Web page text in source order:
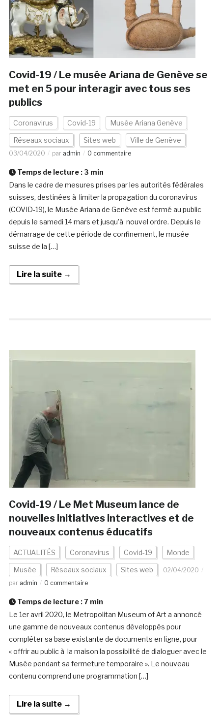
Covid-19 / Le musée Ariana de Genève se
met en 5 pour interagir avec tous ses
publics
Coronavirus Covid-19 Musée Ariana Genève
Réseaux sociaux Sites web Ville de Genève
03/04/2020 par admin 0 commentaire
Temps de lecture : 3 min
Dans le cadre de mesures prises par les autorités fédérales
suisses, destinées à limiter la propagation du coronavirus
(COVID-19), le Musée Ariana de Genève est fermé au public
depuis le samedi 14 mars et jusqu’à nouvel ordre. Depuis le
démarrage de cette période de confinement, le musée
suisse de la […]
Lire la suite →
Covid-19 / Le Met Museum lance de
nouvelles initiatives interactives et de
nouveaux contenus éducatifs
ACTUALITÉS Coronavirus Covid-19 Monde
Musée Réseaux sociaux Sites web
02/04/2020
par admin 0 commentaire
Temps de lecture :7 min
Le 1er avril 2020, le Metropolitan Museum of Art a annoncé
une gamme de nouveaux contenus développés pour
compléter sa base existante de documents en ligne, pour
« offrir au public à la maison la possibilité de dialoguer avec le
Musée pendant sa fermeture temporaire ». Le nouveau
contenu comprend une programmation […]
Lire la suite →